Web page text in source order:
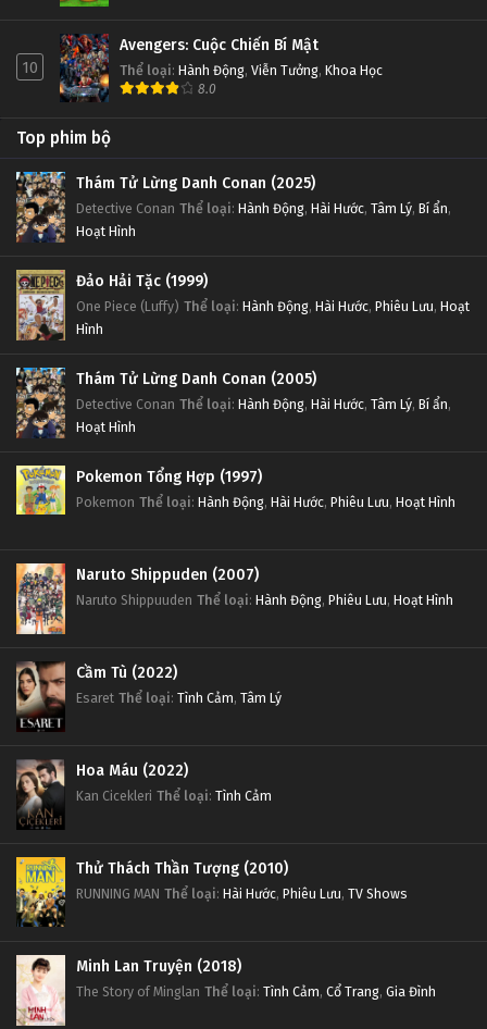
10
Avengers: Cuộc Chiến Bí Mật
Thể loại: Hành Động, Viễn Tưởng, Khoa Học
8.0
Top phim bộ
Thám Tử Lừng Danh Conan (2025)
Detective Conan Thể loại: Hành Động, Hài Hước, Tâm Lý, Bí ẩn,
Hoạt Hình
Đảo Hải Tặc (1999)
One Piece (Luffy) Thể loại: Hành Động, Hài Hước, Phiêu Lưu, Hoạt
Hình
Thám Tử Lừng Danh Conan (2005)
Detective Conan Thể loại: Hành Động, Hài Hước, Tâm Lý, Bí ẩn,
Hoạt Hình
Pokemon Tổng Hợp (1997)
Pokemon Thể loại: Hành Động, Hài Hước, Phiêu Lưu, Hoạt Hình
Naruto Shippuden (2007)
Naruto Shippuuden Thể loại: Hành Động, Phiêu Lưu, Hoạt Hình
Cầm Tù (2022)
Esaret Thể loại: Tình Cảm, Tâm Lý
Hoa Máu (2022)
Kan Cicekleri Thể loại: Tình Cảm
Thử Thách Thần Tượng (2010)
RUNNING MAN Thể loại: Hài Hước, Phiêu Lưu, TV Shows
Minh Lan Truyện (2018)
The Story of Minglan Thể loại: Tình Cảm, Cổ Trang, Gia Đình